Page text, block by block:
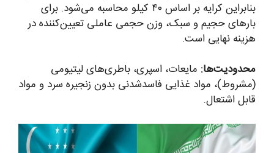
بنابراین کرایه بر اساس ۴۰ کیلو محاسبه می‌شود. برای
بارهای حجیم و سبک، وزن حجمی عاملی تعیین‌کننده در
هزینه نهایی است.
محدودیت‌ها: مایعات، اسپری، باطری‌های لیتیومی
(مشروط)، مواد غذایی فاسدشدنی بدون زنجیره سرد و مواد
قابل اشتعال.